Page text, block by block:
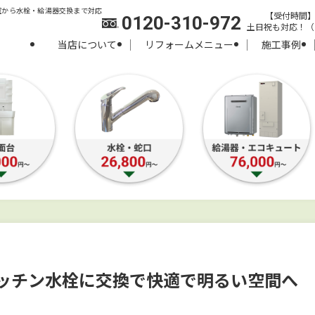
ら水栓・給湯器交換まで対応
当店について リフォームメニュー 施工事例
0120-310-972
【受付時間
土日祝も対応！
チン水栓に交換で快適で明るい空間へ